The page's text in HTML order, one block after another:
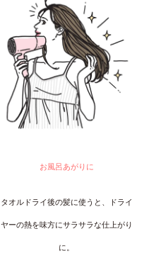
お風呂あがりに
タオルドライ後の髪に使うと、ドライ
ヤーの熱を味方にサラサラな仕上がり
に。